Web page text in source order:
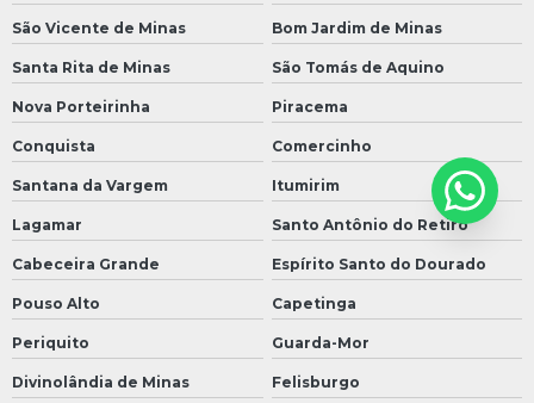
São Vicente de Minas Bom Jardim de Minas
Santa Rita de Minas São Tomás de Aquino
Nova Porteirinha Piracema
Conquista Comercinho
Santana da Vargem Itumirim
Lagamar Santo Antônio do Retiro
Cabeceira Grande Espírito Santo do Dourado
Pouso Alto Capetinga
Periquito Guarda-Mor
Divinolândia de Minas Felisburgo